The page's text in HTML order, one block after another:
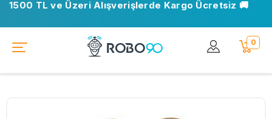
1500 TL ve Üzeri Alışverişlerde Kargo Ücretsiz 🚚
0